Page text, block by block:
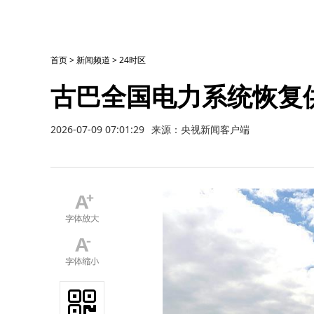
首页>新闻频道 >24时区
古巴全国电力系统恢复
2026-07-09 07:01:29 来源：央视新闻客户端